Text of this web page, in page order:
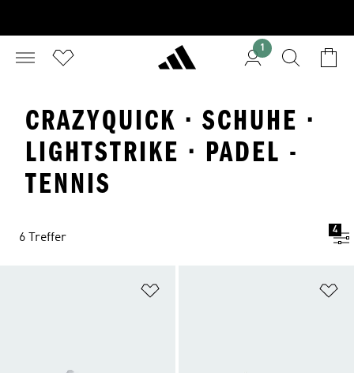
1
CRAZYQUICK · SCHUHE ·
LIGHTSTRIKE · PADEL -
TENNIS
6 Treffer
4